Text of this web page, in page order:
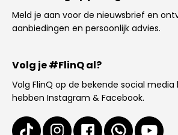
Meld je aan voor de nieuwsbrief en
aanbiedingen en persoonlijk advies.
Volg je #FlinQ al?
Volg FlinQ op de bekende social media
hebben Instagram & Facebook.